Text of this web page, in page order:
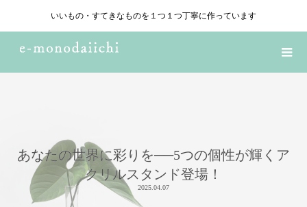
いいもの・すてきなものを１つ１つ丁寧に作っています
あなたの世界に彩りを──5つの個性が輝くア
クリルスタンド登場！
2025.04.07